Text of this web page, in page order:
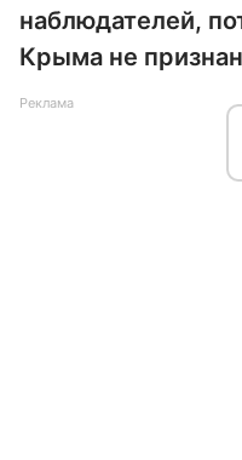
наблюдателей,
Крыма не
Реклама